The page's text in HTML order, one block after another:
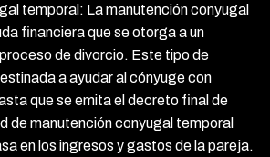
temporal: La manutención conyugal
financiera que se otorga a un
de divorcio. Este tipo de
a ayudar al cónyuge con
que se emita el decreto final de
de manutención conyugal temporal
en los ingresos y gastos de la pareja.